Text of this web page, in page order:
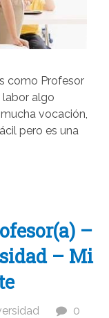
como Profesor
labor algo
vocación,
pero es una
–
– Mi
0